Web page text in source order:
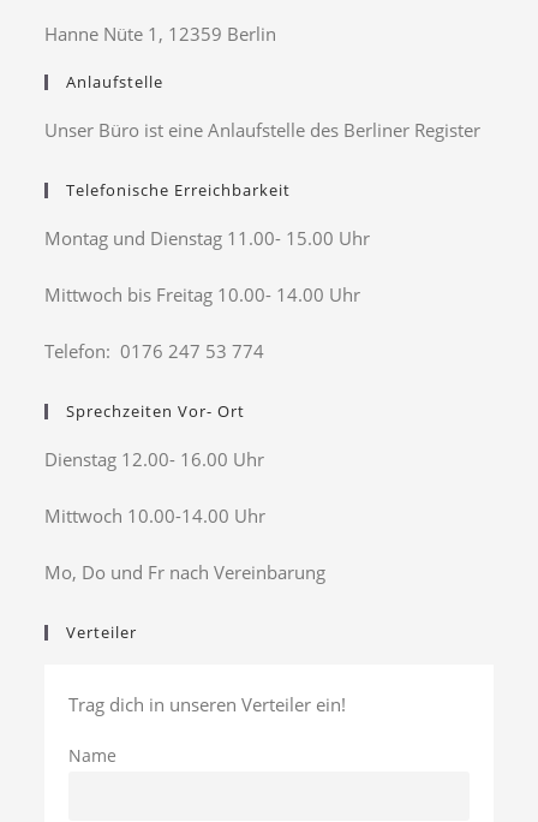
Hanne Nüte 1, 12359 Berlin
Anlaufstelle
Unser Büro ist eine Anlaufstelle des Berliner Register
Telefonische Erreichbarkeit
Montag und Dienstag 11.00- 15.00 Uhr
Mittwoch bis Freitag 10.00- 14.00 Uhr
Telefon: 0176 247 53 774
Sprechzeiten Vor- Ort
Dienstag 12.00- 16.00 Uhr
Mittwoch 10.00-14.00 Uhr
Mo, Do und Fr nach Vereinbarung
Verteiler
Trag dich in unseren Verteiler ein!
Name